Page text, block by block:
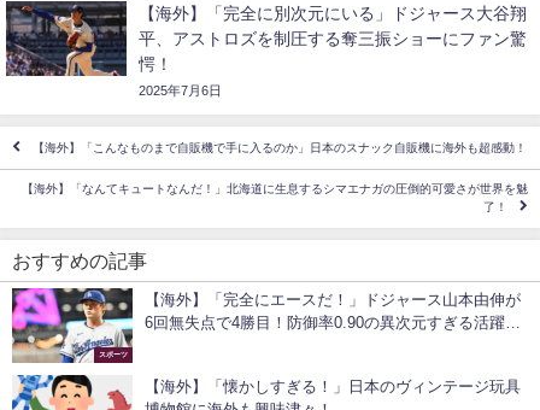
【海外】「完全に別次元にいる」ドジャース大谷翔
平、アストロズを制圧する奪三振ショーにファン驚
愕！
2025年7月6日
【海外】「こんなものまで自販機で手に入るのか」日本のスナック自販機に海外も超感動！
【海外】「なんてキュートなんだ！」北海道に生息するシマエナガの圧倒的可愛さが世界を魅
了！
おすすめの記事
スポーツ
【海外】「完全にエースだ！」ドジャース山本由伸が
6回無失点で4勝目！防御率0.90の異次元すぎる活躍に
【海外】「懐かしすぎる！」日本のヴィンテージ玩具